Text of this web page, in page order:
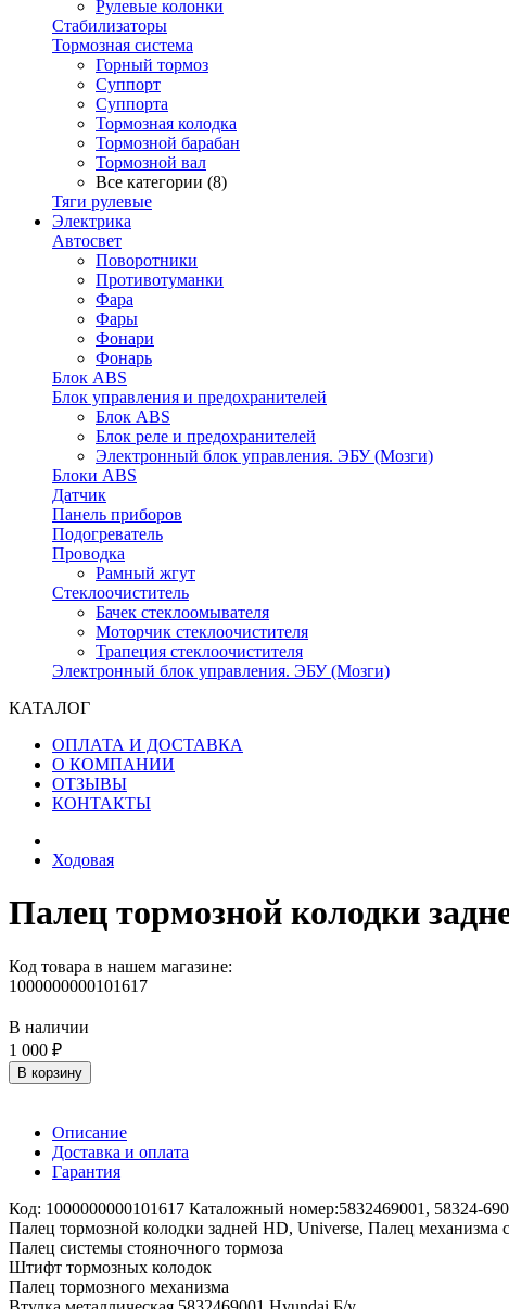
Рулевые колонки
Стабилизаторы
Тормозная система
Горный тормоз
Суппорт
Суппорта
Тормозная колодка
Тормозной барабан
Тормозной вал
Все категории (8)
Тяги рулевые
Электрика
Автосвет
Поворотники
Противотуманки
Фара
Фары
Фонари
Фонарь
Блок ABS
Блок управления и предохранителей
Блок ABS
Блок реле и предохранителей
Электронный блок управления. ЭБУ (Мозги)
Блоки ABS
Датчик
Панель приборов
Подогреватель
Проводка
Рамный жгут
Стеклоочиститель
Бачек стеклоомывателя
Моторчик стеклоочистителя
Трапеция стеклоочистителя
Электронный блок управления. ЭБУ (Мозги)
КАТАЛОГ
ОПЛАТА И ДОСТАВКА
О КОМПАНИИ
ОТЗЫВЫ
КОНТАКТЫ
Ходовая
Палец тормозной колодки
Код товара в нашем магазине:
1000000000101617
В наличии
1 000 ₽
В корзину
Описание
Доставка и оплата
Гарантия
Код: 1000000000101617 Каталожный номер:5832469001, 58324-
Палец тормозной колодки задней HD, Universe, Палец механизма
Палец системы стояночного тормоза
Штифт тормозных колодок
Палец тормозного механизма